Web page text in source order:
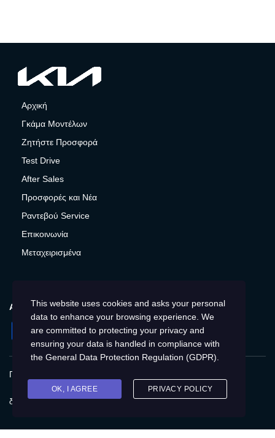
Αρχική
Γκάμα Μοντέλων
Ζητήστε Προσφορά
Test Drive
After Sales
Προσφορές και Νέα
Ραντεβού Service
Επικοινωνία
Μεταχειρισμένα
ΑΚΟΛΟΥΘΉΣΤΕ ΜΑΣ
Facebook
Instagram
LinkedIn
Twitter
YouTube
Πολιτική Απορρήτου
Cookies
Δικαιώματα του Υποκειμένου των
δεδομένων
Προσβασιμότητα
This website uses cookies and asks your personal
data to enhance your browsing experience. We
are committed to protecting your privacy and
ensuring your data is handled in compliance with
the General Data Protection Regulation (GDPR)
OK, I AGREE PRIVACY POLICY